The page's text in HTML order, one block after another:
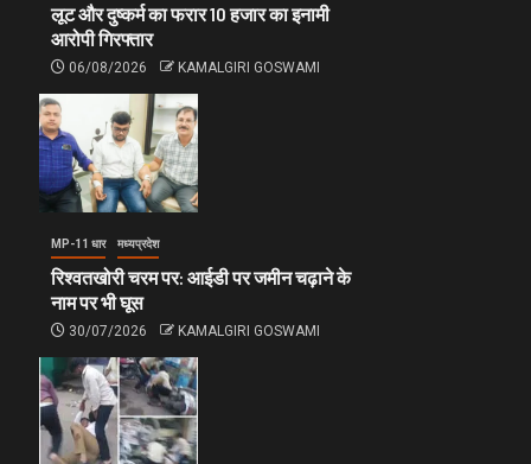
लूट और दुष्कर्म का फरार 10 हजार का इनामी
आरोपी गिरफ्तार
06/08/2026 KAMALGIRI GOSWAMI
MP-11 धार मध्यप्रदेश
रिश्वतखोरी चरम पर: आईडी पर जमीन चढ़ाने के
नाम पर भी घूस
30/07/2026 KAMALGIRI GOSWAMI